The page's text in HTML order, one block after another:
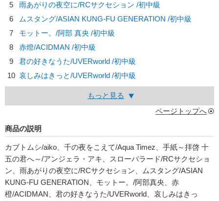
5
雨あがりの夜空に/RCサクセション /初中級
6
ムスタング/ASIAN KUNG-FU GENERATION /初中級
7
モットー。/阿部 真央 /初中級
8
赤燈/ACIDMAN /初中級
9
君の好きなうた/UVERworld /初中級
10 哀しみはきっと/UVERworld /初中級
もっと見る
ページトップへ
商品の説明
カブトムシ/aiko、千の夜をこえて/Aqua Timez、手紙～拝啓 十
五の君へ～/アンジェラ・アキ、スローバラード/RCサクセショ
ン、雨あがりの夜空に/RCサクセション、ムスタング/ASIAN
KUNG-FU GENERATION、モットー。/阿部真央、赤
橙/ACIDMAN、君の好きなうた/UVERworld、哀しみはきっ